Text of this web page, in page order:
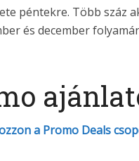
péntekre. Több száz
és december
a Promo Deals